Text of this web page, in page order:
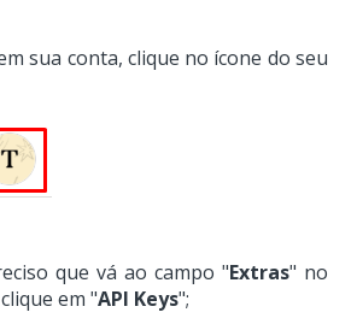
sua conta, clique no ícone do seu
que vá ao campo "Extras" no
em "API Keys";